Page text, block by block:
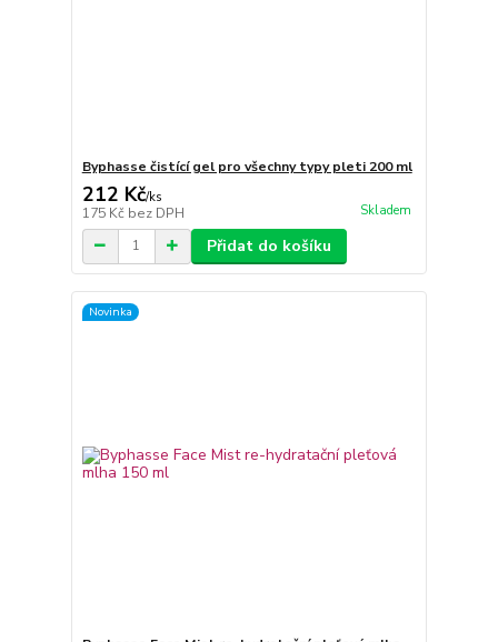
Byphasse čistící gel pro všechny typy pleti 200 ml
212 Kč/ks
175 Kč bez DPH Skladem
Přidat do košíku
Novinka